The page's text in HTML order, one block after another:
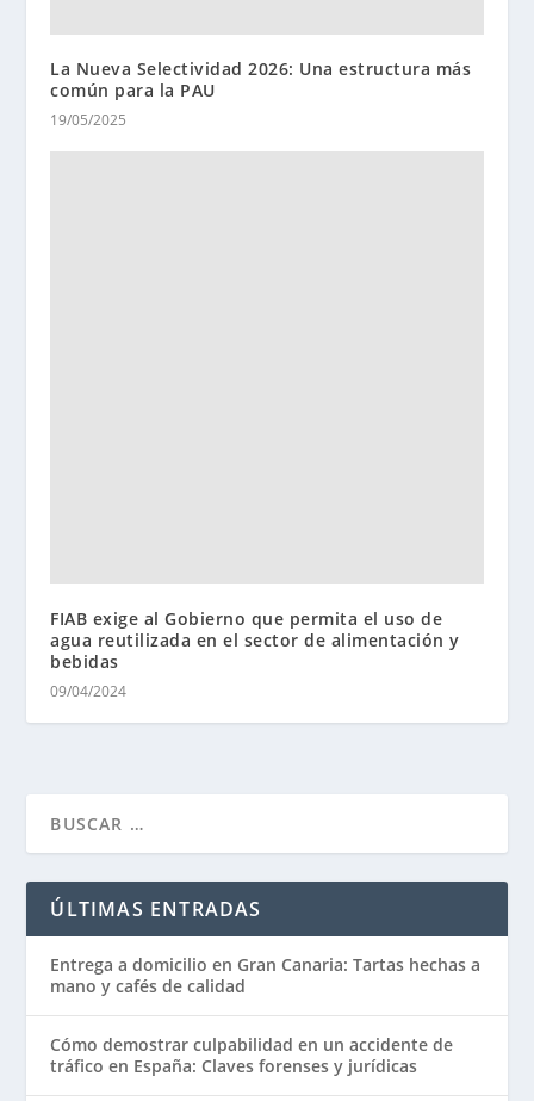
La Nueva Selectividad 2026: Una estructura más
común para la PAU
19/05/2025
FIAB exige al Gobierno que permita el uso de
agua reutilizada en el sector de alimentación y
bebidas
09/04/2024
ÚLTIMAS ENTRADAS
Entrega a domicilio en Gran Canaria: Tartas hechas a
mano y cafés de calidad
Cómo demostrar culpabilidad en un accidente de
tráfico en España: Claves forenses y jurídicas